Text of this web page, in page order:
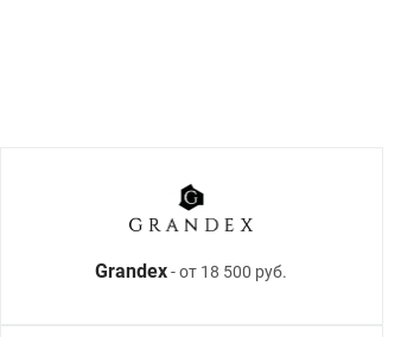
Grandex- от 18 500 руб.